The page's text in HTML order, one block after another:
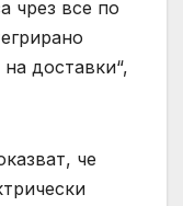
чрез все по
доставки“,
че